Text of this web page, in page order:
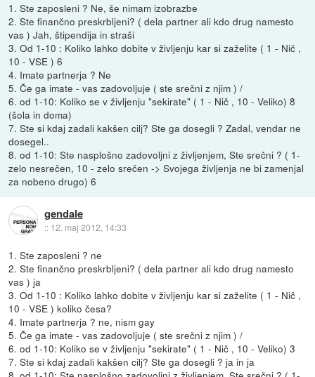
1. Ste zaposleni ? Ne, še nimam izobrazbe
2. Ste finančno preskrbljeni? ( dela partner ali kdo drug namesto
vas ) Jah, štipendija in straši
3. Od 1-10 : Koliko lahko dobite v življenju kar si zaželite ( 1 - Nič ,
10 - VSE ) 6
4. Imate partnerja ? Ne
5. Če ga imate - vas zadovoljuje ( ste srečni z njim ) /
6. od 1-10: Koliko se v življenju "sekirate" ( 1 - Nič , 10 - Veliko) 8
(šola in doma)
7. Ste si kdaj zadali kakšen cilj? Ste ga dosegli ? Zadal, vendar ne
dosegel..
8. od 1-10: Ste nasplošno zadovoljni z življenjem, Ste srečni ? ( 1-
zelo nesrečen, 10 - zelo srečen -> Svojega življenja ne bi zamenjal
za nobeno drugo) 6
gendale
:: 12. maj 2012, 14:33
1. Ste zaposleni ? ne
2. Ste finančno preskrbljeni? ( dela partner ali kdo drug namesto
vas ) ja
3. Od 1-10 : Koliko lahko dobite v življenju kar si zaželite ( 1 - Nič ,
10 - VSE ) koliko česa?
4. Imate partnerja ? ne, nism gay
5. Če ga imate - vas zadovoljuje ( ste srečni z njim ) /
6. od 1-10: Koliko se v življenju "sekirate" ( 1 - Nič , 10 - Veliko) 3
7. Ste si kdaj zadali kakšen cilj? Ste ga dosegli ? ja in ja